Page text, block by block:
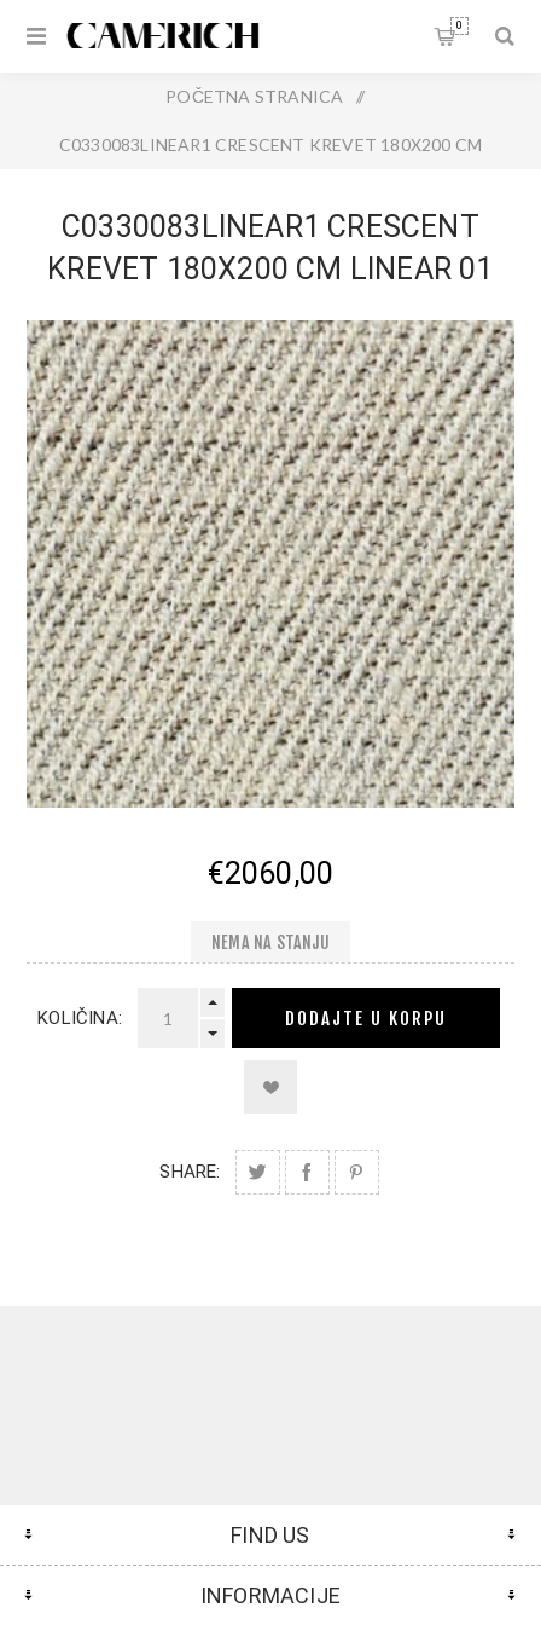
0
POČETNA STRANICA /
C0330083LINEAR1 CRESCENT KREVET 180X200 CM
C0330083LINEAR1 CRESCENT
KREVET 180X200 CM LINEAR 01
€2060,00
NEMA NA STANJU
KOLIČINA: DODAJTE U KORPU
SHARE:
FIND US
INFORMACIJE